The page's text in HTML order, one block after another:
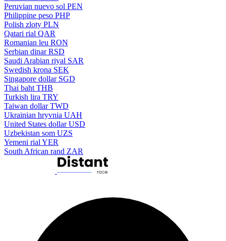
Peruvian nuevo sol PEN
Philippine peso PHP
Polish zloty PLN
Qatari rial QAR
Romanian leu RON
Serbian dinar RSD
Saudi Arabian riyal SAR
Swedish krona SEK
Singapore dollar SGD
Thai baht THB
Turkish lira TRY
Taiwan dollar TWD
Ukrainian hryvnia UAH
United States dollar USD
Uzbekistan som UZS
Yemeni rial YER
South African rand ZAR